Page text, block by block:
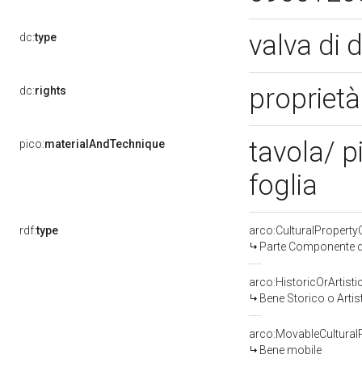
dc:type valva di
dc:rights
pico:materialAndTechnique
tavola/
foglia
rdf:type
Parte Componente
Bene Storico o
Bene mobile